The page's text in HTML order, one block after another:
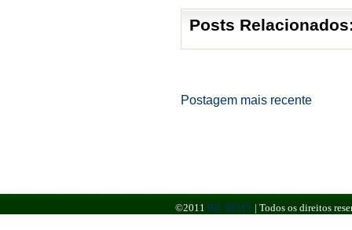
Posts
Postagem mais recente
©2011 BR NEWS | Todos os direitos